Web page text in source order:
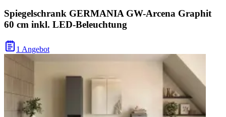
Spiegelschrank GERMANIA GW-Arcena Graphit
60 cm inkl. LED-Beleuchtung
1 Angebot